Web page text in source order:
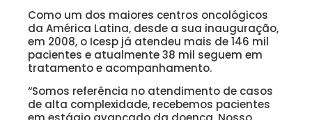
Como um dos maiores centros oncológicos
da América Latina, desde a sua inauguração,
em 2008, o Icesp já atendeu mais de 146 mil
pacientes e atualmente 38 mil seguem em
tratamento e acompanhamento.
“Somos referência no atendimento de casos
de alta complexidade, recebemos pacientes